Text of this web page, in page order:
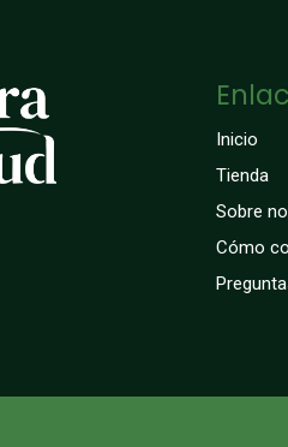
Inicio
Tienda
Sobre
Cómo